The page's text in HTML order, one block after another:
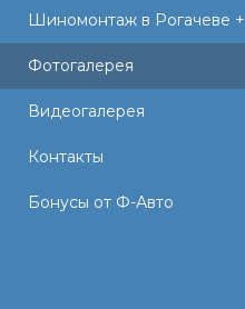
Шиномонтаж в Рогачеве +
Фотогалерея
Видеогалерея
Контакты
Бонусы от Ф-Авто